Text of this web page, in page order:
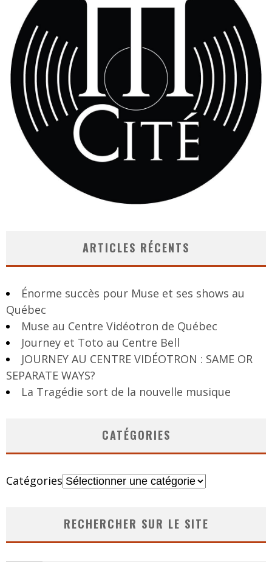
ARTICLES RÉCENTS
Énorme succès pour Muse et ses shows au
Québec
Muse au Centre Vidéotron de Québec
Journey et Toto au Centre Bell
JOURNEY AU CENTRE VIDÉOTRON : SAME OR
SEPARATE WAYS?
La Tragédie sort de la nouvelle musique
CATÉGORIES
Catégories
RECHERCHER SUR LE SITE